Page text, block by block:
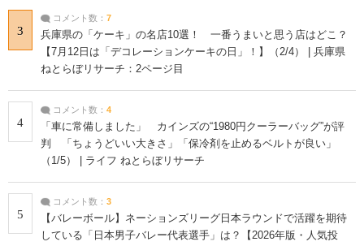
3
コメント数： 7
兵庫県の「ケーキ」の名店10選！ 一番うまいと思う店はどこ？
【7月12日は「デコレーションケーキの日」！】（2/4） | 兵庫県
ねとらぼリサーチ：2ページ目
4
コメント数： 4
「車に常備しました」 カインズの“1980円クーラーバッグ”が評
判 「ちょうどいい大きさ」「保冷剤を止めるベルトが良い」
（1/5） | ライフ ねとらぼリサーチ
5
コメント数： 3
【バレーボール】ネーションズリーグ日本ラウンドで活躍を期待
している「日本男子バレー代表選手」は？【2026年版・人気投